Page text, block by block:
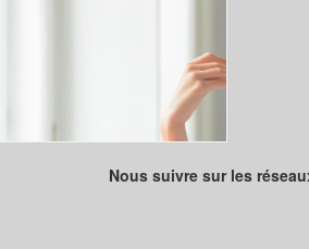
Nous suivre sur les